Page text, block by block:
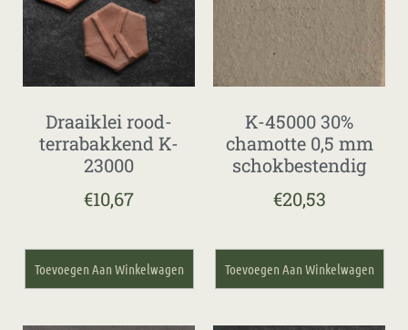
Draaiklei rood-
terrabakkend K-
23000
€10,67
Toevoegen Aan Winkelwagen
K-45000 30%
chamotte 0,5 mm
schokbestendig
€20,53
Toevoegen Aan Winkelwagen